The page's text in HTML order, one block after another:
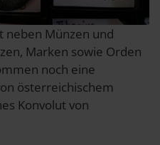
neben Münzen und
Marken sowie Orden
noch eine
österreichischem
Konvolut von